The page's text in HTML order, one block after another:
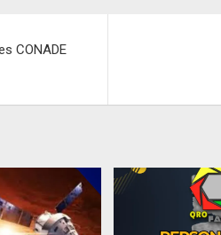
CONADE